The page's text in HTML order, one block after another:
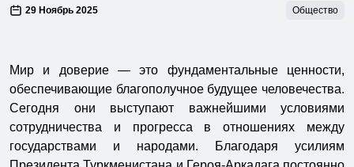
29 Ноябрь 2025 Общество
Мир и доверие — это фундаментальные ценности,
обеспечивающие благополучное будущее человечества.
Сегодня они выступают важнейшими условиями
сотрудничества и прогресса в отношениях между
государствами и народами. Благодаря усилиям